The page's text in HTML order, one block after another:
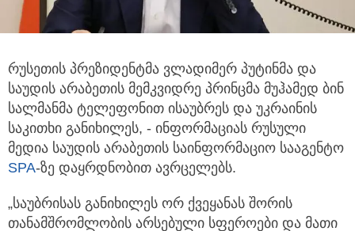
რუსეთის პრეზიდენტმა ვლადიმერ პუტინმა და
საუდის არაბეთის მემკვიდრე პრინცმა მუჰამედ ბინ
სალმანმა ტელეფონით ისაუბრეს და უკრაინის
საკითხი განიხილეს, - ინფორმაციას რუსული
მედია საუდის არაბეთის საინფორმაციო სააგენტო
SPA-ზე დაყრდნობით ავრცელებს.
„საუბრისას განიხილეს ორ ქვეყანას შორის
თანამშრომლობის არსებული სფეროები და მათი